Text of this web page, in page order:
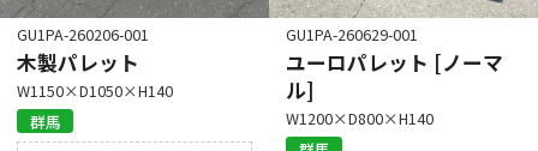
GU1PA-260206-001
木製パレット
W1150×D1050×H140
群馬
GU1PA-260629-001
ユーロパレット [ノーマ
ル]
W1200×D800×H140